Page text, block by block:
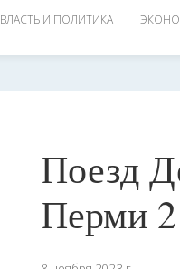
ВЛАСТЬ И ПОЛИТИКА
Поезд
Перми